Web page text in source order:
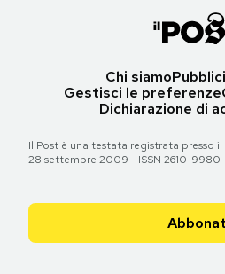
Chi siamo
Gestisci le preferenze
Dichiarazione di
Il Post è una testata registrata presso
28 settembre 2009 - ISSN 2610-9980